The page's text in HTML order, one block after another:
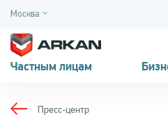
Москва
Частным лицам
Пресс-центр